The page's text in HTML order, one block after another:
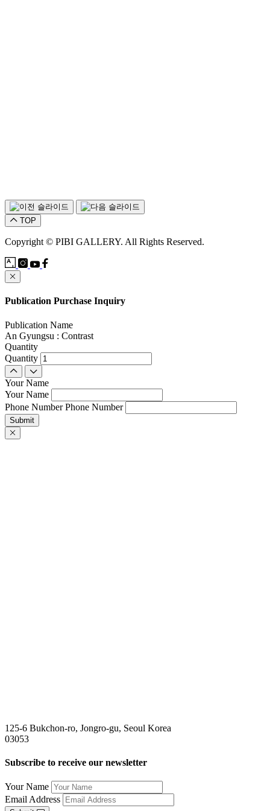
TOP
Copyright © PIBI GALLERY. All Rights Reserved.
Publication Purchase Inquiry
Publication Name
An Gyungsu : Contrast
Quantity
Quantity
Your Name
Your Name
Phone Number Phone Number
Submit
125-6 Bukchon-ro, Jongro-gu, Seoul Korea
03053
Subscribe to receive our newsletter
Your Name
Email Address